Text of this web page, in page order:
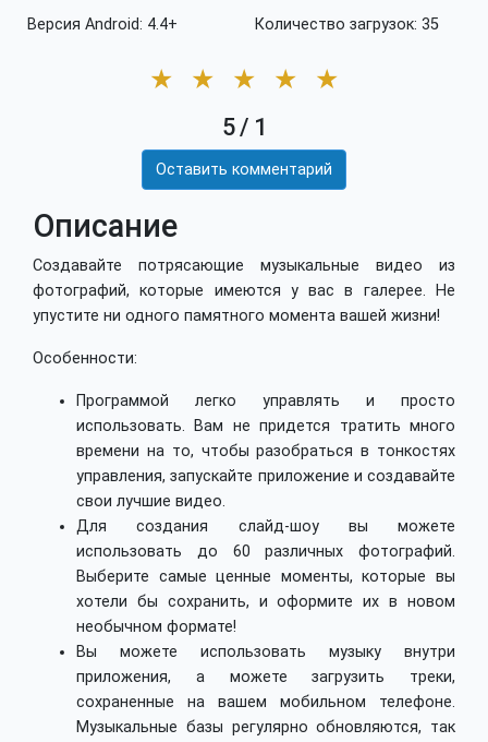
Версия Android: 4.4+ Количество загрузок: 35
★ ★ ★ ★ ★
5/ 1
Оставить комментарий
Описание
Создавайте потрясающие музыкальные видео из
фотографий, которые имеются у вас в галерее. Не
упустите ни одного памятного момента вашей жизни!
Особенности:
Программой легко управлять и просто
использовать. Вам не придется тратить много
времени на то, чтобы разобраться в тонкостях
управления, запускайте приложение и создавайте
свои лучшие видео.
Для создания слайд-шоу вы можете
использовать до 60 различных фотографий.
Выберите самые ценные моменты, которые вы
хотели бы сохранить, и оформите их в новом
необычном формате!
Вы можете использовать музыку внутри
приложения, а можете загрузить треки,
сохраненные на вашем мобильном телефоне.
Музыкальные базы регулярно обновляются, так